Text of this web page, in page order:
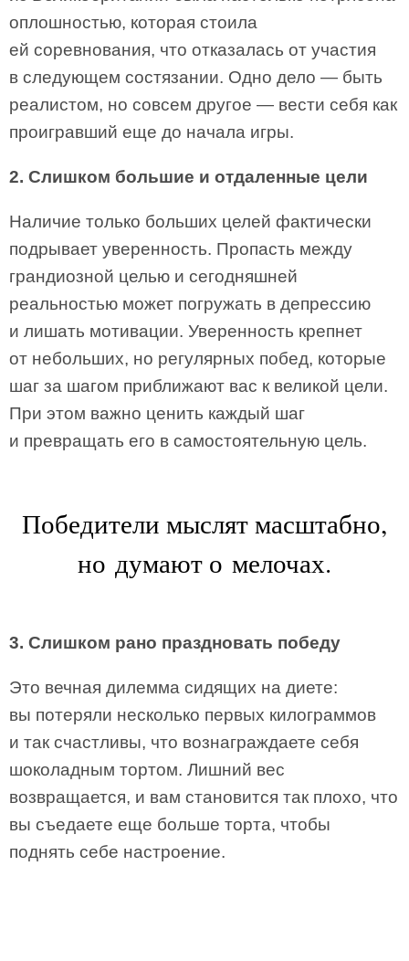
оплошностью, которая стоила
ей соревнования, что отказалась от участия
в следующем состязании. Одно дело — быть
реалистом, но совсем другое — вести себя как
проигравший еще до начала игры.
2. Слишком большие и отдаленные цели
Наличие только больших целей фактически
подрывает уверенность. Пропасть между
грандиозной целью и сегодняшней
реальностью может погружать в депрессию
и лишать мотивации. Уверенность крепнет
от небольших, но регулярных побед, которые
шаг за шагом приближают вас к великой цели.
При этом важно ценить каждый шаг
и превращать его в самостоятельную цель.
Победители мыслят масштабно,
но думают о мелочах.
3. Слишком рано праздновать победу
Это вечная дилемма сидящих на диете:
вы потеряли несколько первых килограммов
и так счастливы, что вознаграждаете себя
шоколадным тортом. Лишний вес
возвращается, и вам становится так плохо, что
вы съедаете еще больше торта, чтобы
поднять себе настроение.